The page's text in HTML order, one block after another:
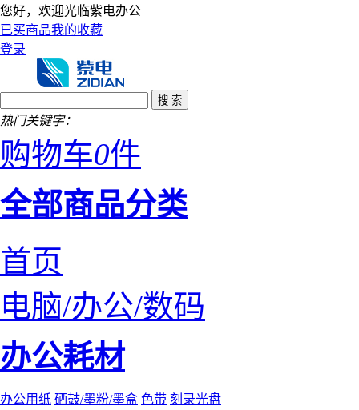
您好，欢迎光临紫电办公
已买商品我的收藏
登录
热门关键字：
购物车0件
全部商品分类
首页
电脑/办公/数码
办公耗材
办公用纸 硒鼓/墨粉/墨盒 色带 刻录光盘